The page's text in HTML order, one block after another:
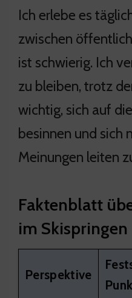
Ich erlebe es
zwischen
ist schwierig. Ich
zu bleiben, trotz
wichtig, sich auf
besinnen und sich
Meinungen leiten
Faktenblatt
im Skispringen
Perspektive